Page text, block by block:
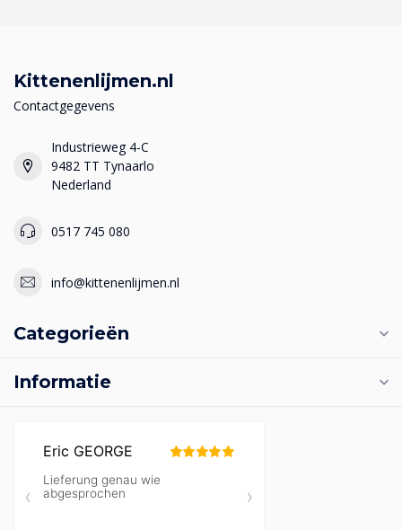
Kittenenlijmen.nl
Contactgegevens
Industrieweg 4-C
9482 TT Tynaarlo
Nederland
0517 745 080
info@kittenenlijmen.nl
Categorieën
Informatie